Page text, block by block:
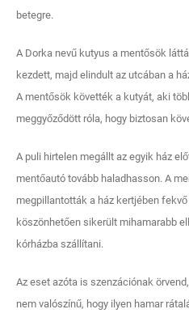
betegre.
A Dorka nevű kutyus a mentősök
kezdett, majd elindult az utcában a
A mentősök követték a kutyát, aki
meggyőződött róla, hogy biztosan
A puli hirtelen megállt az egyik ház
mentőautó tovább haladhasson. A
megpillantották a ház kertjében
köszönhetően sikerült mihamarabb
kórházba szállítani.
Az eset azóta is szenzációnak
nem valószínű, hogy ilyen hamar